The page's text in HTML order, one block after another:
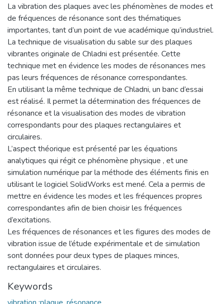
La vibration des plaques avec les phénomènes de modes et
de fréquences de résonance sont des thématiques
importantes, tant d’un point de vue académique qu’industriel.
La technique de visualisation du sable sur des plaques
vibrantes originale de Chladni est présentée. Cette
technique met en évidence les modes de résonances mes
pas leurs fréquences de résonance correspondantes.
En utilisant la même technique de Chladni, un banc d’essai
est réalisé. Il permet la détermination des fréquences de
résonance et la visualisation des modes de vibration
correspondants pour des plaques rectangulaires et
circulaires.
L’aspect théorique est présenté par les équations
analytiques qui régit ce phénomène physique , et une
simulation numérique par la méthode des éléments finis en
utilisant le logiciel SolidWorks est mené. Cela a permis de
mettre en évidence les modes et les fréquences propres
correspondantes afin de bien choisir les fréquences
d’excitations.
Les fréquences de résonances et les figures des modes de
vibration issue de l’étude expérimentale et de simulation
sont données pour deux types de plaques minces,
rectangulaires et circulaires.
Keywords